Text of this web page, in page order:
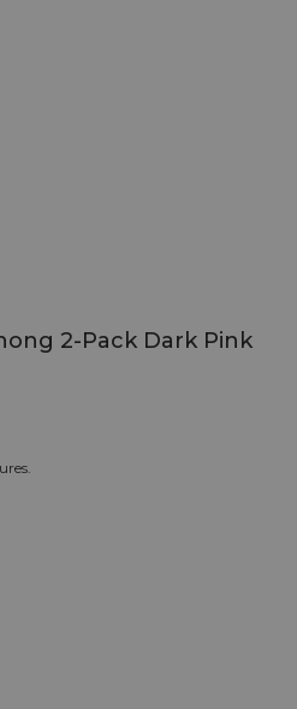
2-Pack Dark Pink